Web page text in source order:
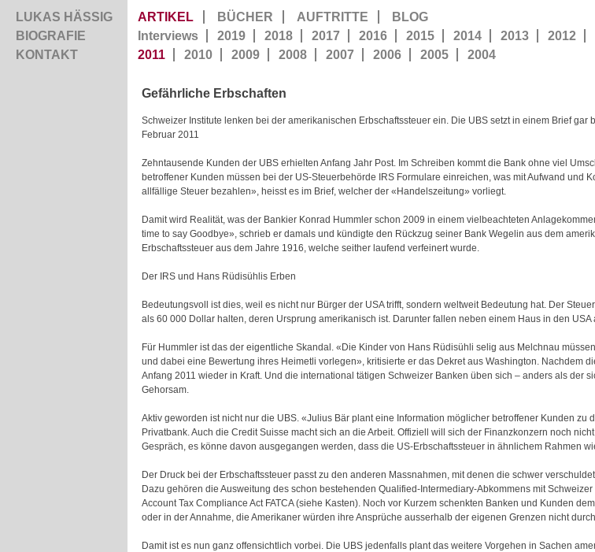
LUKAS HÄSSIG
BIOGRAFIE
KONTAKT
ARTIKEL BÜCHER AUFTRITTE
BLOG
Interviews
2019 2018 2017 2016 2015 2014 2013
2012
2011
2010 2009 2008 2007 2006 2005 2004
Gefährliche Erbschaften
Schweizer Institute lenken bei der amerikanischen Erbschaftssteuer ein. Die UBS setzt in einem Brief
Februar 2011
Zehntausende Kunden der UBS erhielten Anfang Jahr Post. Im Schreiben kommt die Bank ohne viel
betroffener Kunden müssen bei der US-Steuerbehörde IRS Formulare einreichen, was mit Aufwand und
allfällige Steuer bezahlen», heisst es im Brief, welcher der «Handelszeitung» vorliegt.
Damit wird Realität, was der Bankier Konrad Hummler schon 2009 in einem vielbeachteten
time to say Goodbye», schrieb er damals und kündigte den Rückzug seiner Bank Wegelin aus dem
Erbschaftssteuer aus dem Jahre 1916, welche seither laufend verfeinert wurde.
Der IRS und Hans Rüdisühlis Erben
Bedeutungsvoll ist dies, weil es nicht nur Bürger der USA trifft, sondern weltweit Bedeutung hat. Der
als 60 000 Dollar halten, deren Ursprung amerikanisch ist. Darunter fallen neben einem Haus in den
Für Hummler ist das der eigentliche Skandal. «Die Kinder von Hans Rüdisühli selig aus Melchnau
und dabei eine Bewertung ihres Heimetli vorlegen», kritisierte er das Dekret aus Washington. Nachdem
Anfang 2011 wieder in Kraft. Und die international tätigen Schweizer Banken üben sich – anders als der
Gehorsam.
Aktiv geworden ist nicht nur die UBS. «Julius Bär plant eine Information möglicher betroffener Kunden zu
Privatbank. Auch die Credit Suisse macht sich an die Arbeit. Offiziell will sich der Finanzkonzern noch
Gespräch, es könne davon ausgegangen werden, dass die US-Erbschaftssteuer in ähnlichem Rahmen
Der Druck bei der Erbschaftssteuer passt zu den anderen Massnahmen, mit denen die schwer
Dazu gehören die Ausweitung des schon bestehenden Qualified-Intermediary-Abkommens mit
Account Tax Compliance Act FATCA (siehe Kasten). Noch vor Kurzem schenkten Banken und Kunden
oder in der Annahme, die Amerikaner würden ihre Ansprüche ausserhalb der eigenen Grenzen nicht
Damit ist es nun ganz offensichtlich vorbei. Die UBS jedenfalls plant das weitere Vorgehen in Sachen